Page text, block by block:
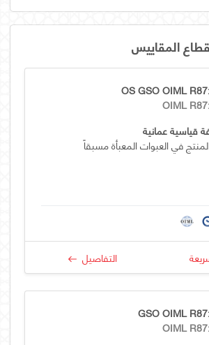
المقاييس
OS GSO OIML
OIML
قياسية عمانية
في العبوات المعبأة مسبقاً
التفاصيل
GSO OIML
OIML